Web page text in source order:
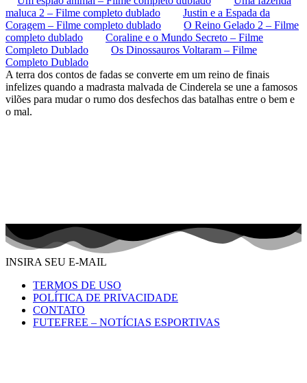
maluca 2 – Filme completo dublado
Justin e a Espada da
Coragem – Filme completo dublado
O Reino Gelado 2 – Filme
completo dublado
Coraline e o Mundo Secreto – Filme
Completo Dublado
Os Dinossauros Voltaram – Filme
Completo Dublado
A terra dos contos de fadas se converte em um reino de finais
infelizes quando a madrasta malvada de Cinderela se une a famosos
vilões para mudar o rumo dos desfechos das batalhas entre o bem e
o mal.
INSIRA SEU E-MAIL
TERMOS DE USO
POLÍTICA DE PRIVACIDADE
CONTATO
FUTEFREE – NOTÍCIAS ESPORTIVAS